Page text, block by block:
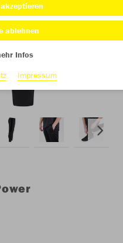
ablehnen
Infos
Impressum